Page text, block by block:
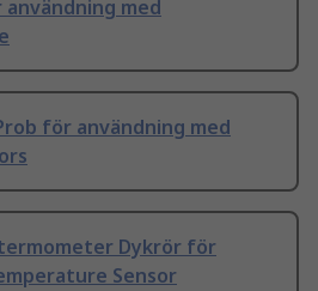
användning med
för användning med
Dykrör för
Sensor